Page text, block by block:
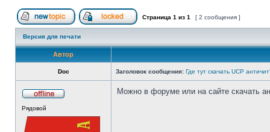
Начать новую тему Эта тема закрыта, вы не можете
Страница 1 из 1 [ 2 сообщения ]
Версия для печати
Автор
Doc Заголовок сообщения: Где тут скачать UCP
сети
Рядовой
Можно в форуме или на сайте скачать